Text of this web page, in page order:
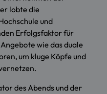
lobte die
und
Erfolgsfaktor für
wie das duale
um kluge Köpfe und
des Abends und der